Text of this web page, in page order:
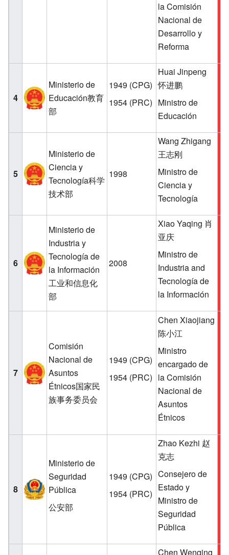
la Comisión
Nacional de
Desarrollo y
Reforma
4
Ministerio de
Educación教育
部
1949 (CPG)
1954 (PRC)
Huai Jinpeng
怀进鹏
Ministro de
Educación
5
Ministerio de
Ciencia y
Tecnología科学
技术部
1998
Wang Zhigang
王志刚
Ministro de
Ciencia y
Tecnología
6
Ministerio de
Industria y
Tecnología de
la Información
工业和信息化
部
2008
Xiao Yaqing 肖
亚庆
Ministro de
Industria and
Tecnología de
la Información
7
Comisión
Nacional de
Asuntos
Étnicos国家民
族事务委员会
1949 (CPG)
1954 (PRC)
Chen Xiaojiang
陈小江
Ministro
encargado de
la Comisión
Nacional de
Asuntos
Étnicos
8
Ministerio de
Seguridad
Pública
公安部
1949 (CPG)
1954 (PRC)
Zhao Kezhi 赵
克志
Consejero de
Estado y
Ministro de
Seguridad
Pública
Chen Wenqing